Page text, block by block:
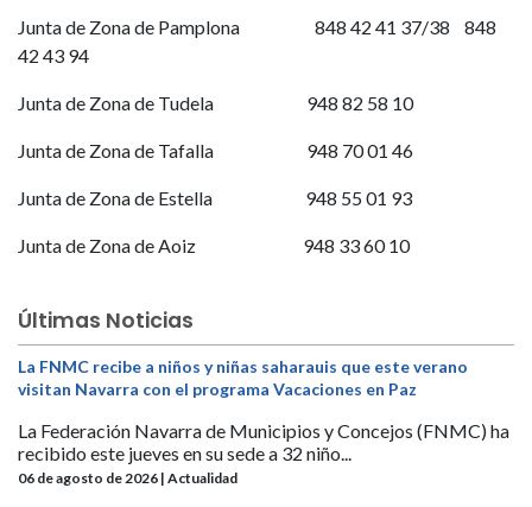
Junta de Zona de Pamplona 848 42 41 37/38 848
42 43 94
Junta de Zona de Tudela 948 82 58 10
Junta de Zona de Tafalla 948 70 01 46
Junta de Zona de Estella 948 55 01 93
Junta de Zona de Aoiz 948 33 60 10
Últimas Noticias
La FNMC recibe a niños y niñas saharauis que este verano
visitan Navarra con el programa Vacaciones en Paz
La Federación Navarra de Municipios y Concejos (FNMC) ha
recibido este jueves en su sede a 32 niño...
06 de agosto de 2026 | Actualidad